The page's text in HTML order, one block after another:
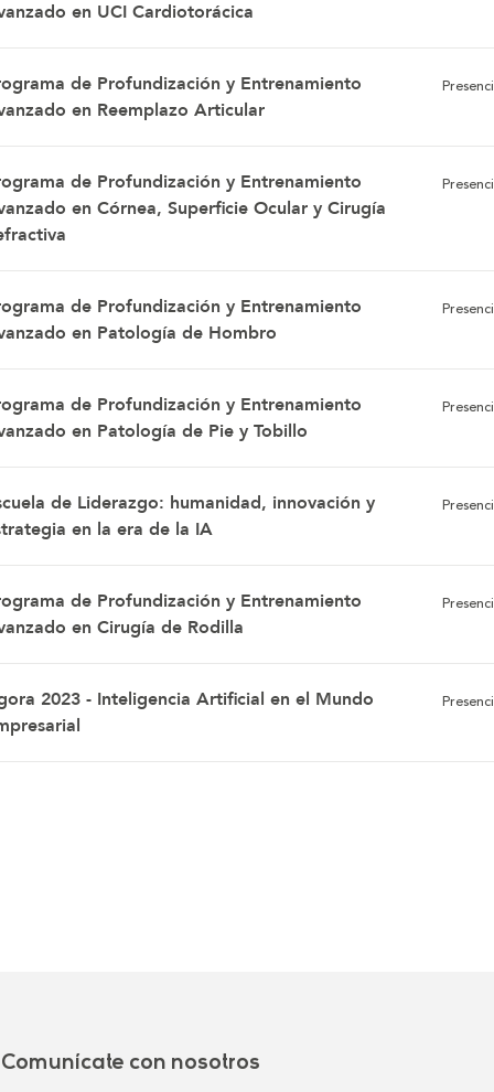
en UCI Cardiotorácica
de Profundización y Entrenamiento
en Reemplazo Articular
de Profundización y Entrenamiento
en Córnea, Superficie Ocular y Cirugía
de Profundización y Entrenamiento
en Patología de Hombro
de Profundización y Entrenamiento
en Patología de Pie y Tobillo
de Liderazgo: humanidad, innovación y
en la era de la IA
de Profundización y Entrenamiento
en Cirugía de Rodilla
2023 - Inteligencia Artificial en el Mundo
Comunícate con nosotros